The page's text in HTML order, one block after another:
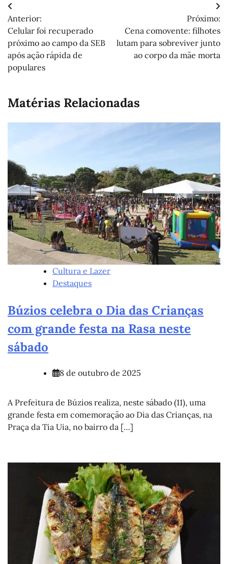
Navegação
de
Post
Anterior:
Celular foi recuperado
próximo ao campo da SEB
após ação rápida de
populares
Próximo:
Cena comovente: filhotes
lutam para sobreviver junto
ao corpo da mãe morta
Matérias Relacionadas
Cultura e Lazer
Destaques
Búzios celebra o Dia das Crianças
com grande festa na Rasa neste
sábado
8 de outubro de 2025
A Prefeitura de Búzios realiza, neste sábado (11), uma
grande festa em comemoração ao Dia das Crianças, na
Praça da Tia Uia, no bairro da […]